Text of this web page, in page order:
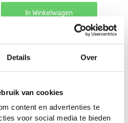
Details Over
van cookies
content en advertenties te
voor social media te bieden
In Winkelwagen